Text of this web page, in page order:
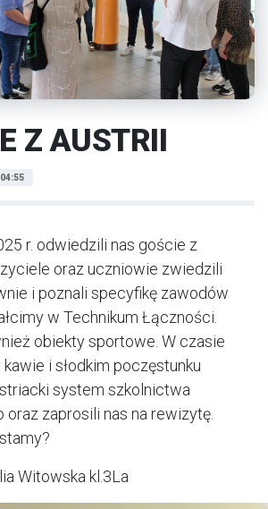
Z AUSTRII
r. odwiedzili nas goście z
oraz uczniowie zwiedzili
i poznali specyfikę zawodów
w Technikum Łączności.
obiekty sportowe. W czasie
i słodkim poczęstunku
system szkolnictwa
oraz zaprosili nas na rewizytę.
Witowska kl.3La